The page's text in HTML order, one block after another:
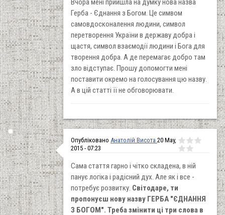
Вчора мені прийшла на думку нова назва
Герба - Єднання з Богом. Це симвом
самовдосконалення людини, символ
перетворення України в державу добра і
щастя, символ взаємодії людини і Бога для
творення добра. А де перемагає добро там
зло відступає. Прошу допомогти мені
поставити окремо на голосування цю назву.
А в цій статті її не обговорювати.
Опубліковано Анатолій Висота 20 May,
2015 - 07:23
Сама стаття гарно і чітко складена, в ній
панує логіка і радісний дух. Але як і все -
потребує розвитку. Світодаре, ти
пропонуєш нову назву ГЕРБА "ЄДНАННЯ
З БОГОМ". Треба змінити ці три слова в